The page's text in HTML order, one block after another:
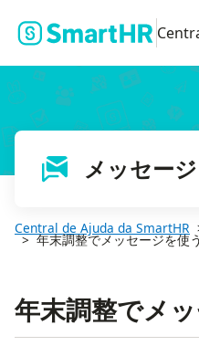
メッセージ
Central de Ajuda da SmartHR
年末調整でメッセージを使う
年末調整でメ